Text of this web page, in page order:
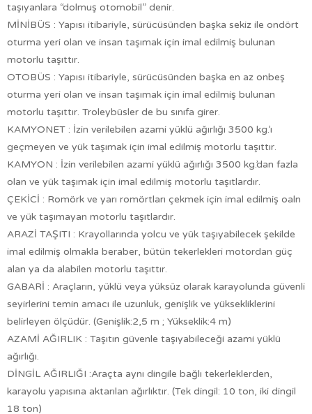
taşıyanlara “dolmuş otomobil” denir.
MİNİBÜS : Yapısı itibariyle, sürücüsünden başka sekiz ile ondört
oturma yeri olan ve insan taşımak için imal edilmiş bulunan
motorlu taşıttır.
OTOBÜS : Yapısı itibariyle, sürücüsünden başka en az onbeş
oturma yeri olan ve insan taşımak için imal edilmiş bulunan
motorlu taşıttır. Troleybüsler de bu sınıfa girer.
KAMYONET : İzin verilebilen azami yüklü ağırlığı 3500 kg.’ı
geçmeyen ve yük taşımak için imal edilmiş motorlu taşıttır.
KAMYON : İzin verilebilen azami yüklü ağırlığı 3500 kg.’dan fazla
olan ve yük taşımak için imal edilmiş motorlu taşıtlardır.
ÇEKİCİ : Romörk ve yarı romörtları çekmek için imal edilmiş oaln
ve yük taşımayan motorlu taşıtlardır.
ARAZİ TAŞITI : Krayollarında yolcu ve yük taşıyabilecek şekilde
imal edilmiş olmakla beraber, bütün tekerlekleri motordan güç
alan ya da alabilen motorlu taşıttır.
GABARİ : Araçların, yüklü veya yüksüz olarak karayolunda güvenli
seyirlerini temin amacı ile uzunluk, genişlik ve yüksekliklerini
belirleyen ölçüdür. (Genişlik:2,5 m ; Yükseklik:4 m)
AZAMİ AĞIRLIK : Taşıtın güvenle taşıyabileceği azami yüklü
ağırlığı.
DİNGİL AĞIRLIĞI :Araçta aynı dingile bağlı tekerleklerden,
karayolu yapısına aktarılan ağırlıktır. (Tek dingil: 10 ton, iki dingil
18 ton)